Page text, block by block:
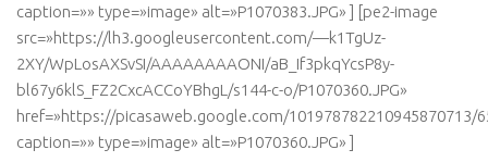
caption=»» type=»image» alt=»P1070383.JPG» ] [pe2-image
src=»https://lh3.googleusercontent.com/—k1TgUz-
2XY/WpLosAXSvSI/AAAAAAAAONI/aB_If3pkqYcsP8y-
bl67y6klS_FZ2CxcACCoYBhgL/s144-c-o/P1070360.JPG»
href=»https://picasaweb.google.com/101978782210945870713/
caption=»» type=»image» alt=»P1070360.JPG» ]